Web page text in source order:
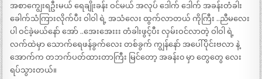
အစာကျွေးရဦးမယ် ရေချိုးခန်း ဝင်မယ် အလုပ် ဒေါက် ဒေါက် အခန်းတံခါး
ခေါက်သံကြားလိုက်ပီး ဝါဝါ ရဲ့ အသံလေး ထွက်လာတယ် ကိုကြီး ..ညီမလေး
ပါ ဝင်ခဲ့မယ်နော် အော် ..အေးအေးးး တံခါးဖွင့်ပီး လှမ်းဝင်လာတဲ့ ဝါဝါ ရဲ့
လက်ထဲမှာ သောက်ရေဖန်ခွက်လေး တစ်ခွက် ကျွန်နော် အပေါ်ပိုင်းဗလာ နဲ့
အောက်က တဘက်ပတ်ထားတာကြီး မြင်တော့ အခန်း၀ မှာ တွေတွေ လေး
ရပ်သွားတယ်။